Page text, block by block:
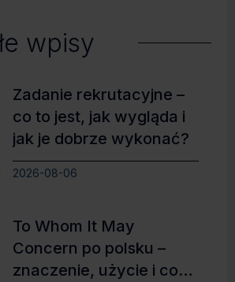
wpisy
Zadanie rekrutacyjne –
co to jest, jak wygląda i
jak je dobrze wykonać?
2026-08-06
To Whom It May
Concern po polsku –
znaczenie, użycie i co